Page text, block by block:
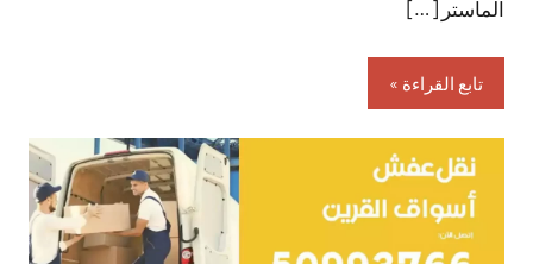
الماستر […]
تابع القراءة